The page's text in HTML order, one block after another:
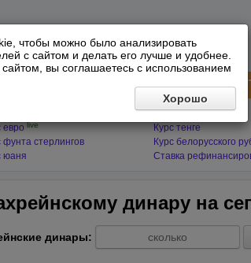
чтобы можно было анализировать
с сайтом и делать его лучше и удобнее.
вы соглашаетесь с использованием
Хорошо
евро live
фунта стерлингов
юаня
ФИНАНСЫ СНГ
Курс гривны
Курс тенге
Курс белорусского
Ставка
динару на
динары: